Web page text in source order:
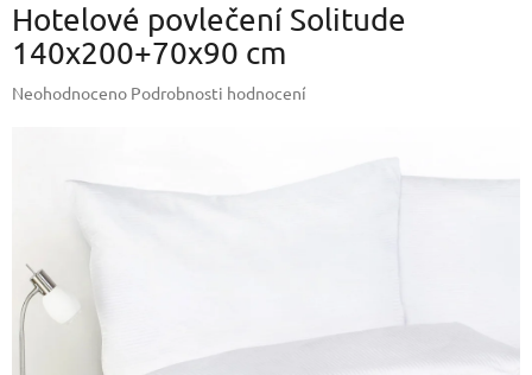
Hotelové povlečení Solitude
140x200+70x90 cm
Průměrné
Neohodnoceno Podrobnosti hodnocení